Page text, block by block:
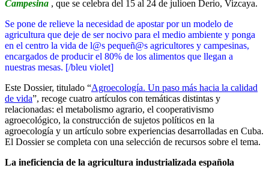
Campesina , que se celebra del 15 al 24 de julioen Derio, Vizcaya.
Se pone de relieve la necesidad de apostar por un modelo de
agricultura que deje de ser nocivo para el medio ambiente y ponga
en el centro la vida de l@s pequeñ@s agricultores y campesinas,
encargados de producir el 80% de los alimentos que llegan a
nuestras mesas. [/bleu violet]
Este Dossier, titulado “Agroecología. Un paso más hacia la calidad
de vida”, recoge cuatro artículos con temáticas distintas y
relacionadas: el metabolismo agrario, el cooperativismo
agroecológico, la construcción de sujetos políticos en la
agroecología y un artículo sobre experiencias desarrolladas en Cuba.
El Dossier se completa con una selección de recursos sobre el tema.
La ineficiencia de la agricultura industrializada española